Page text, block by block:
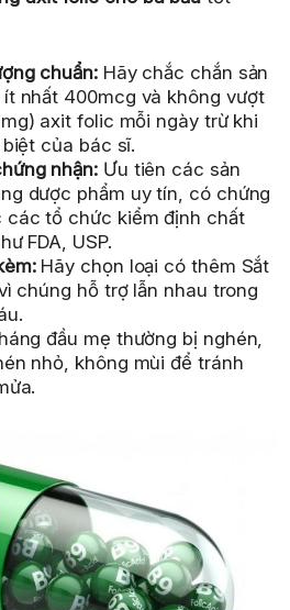
chuẩn:Hãy chắc chắn sản
nhất 400mcg và không vượt
axit folic mỗi ngày trừ khi
của bác sĩ.
nhận:Ưu tiên các sản
dược phẩm uy tín, có chứng
các tổ chức kiểm định chất
FDA, USP.
Hãy chọn loại có thêm Sắt
chúng hỗ trợ lẫn nhau trong
đầu mẹ thường bị nghén,
nhỏ, không mùi để tránh